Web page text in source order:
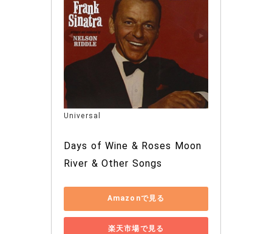
Universal
Days of Wine & Roses Moon
River & Other Songs
Amazonで見る
楽天市場で見る